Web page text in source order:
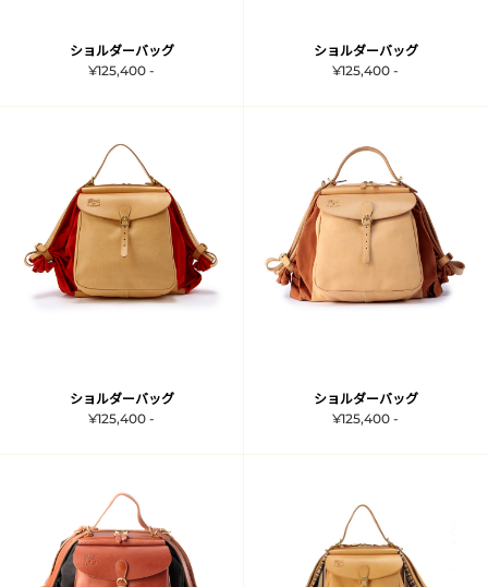
ショルダーバッグ
¥125,400 -
ショルダーバッグ
¥125,400 -
ショルダーバッグ
¥125,400 -
ショルダーバッグ
¥125,400 -